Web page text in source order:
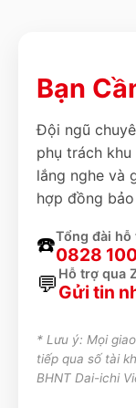
Bạn
Đội ngũ
phụ trách khu
lắng nghe và
hợp đồng
☎️Tổng đài hỗ
0828
💬 Hỗ trợ qua
Gửi tin
* Lưu ý: Mọi
tiếp qua số tài
BHNT Dai-ichi